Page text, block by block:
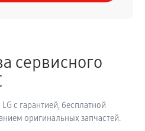
LG V50 ThinQ 5G
сервисного
с гарантией, бесплатной
оригинальных запчастей.